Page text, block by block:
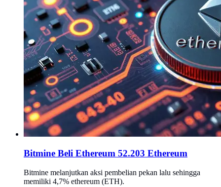
Bitmine Beli Ethereum 52.203 Ethereum
Bitmine melanjutkan aksi pembelian pekan lalu sehingga
memiliki 4,7% ethereum (ETH).